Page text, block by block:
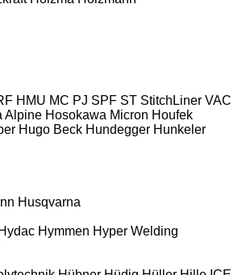
HMU MC PJ SPF ST StitchLiner VAC
Alpine Hosokawa Micron Houfek
Hugo Beck Hundegger Hunkeler
Husqvarna
Hydac Hymmen Hyper Welding